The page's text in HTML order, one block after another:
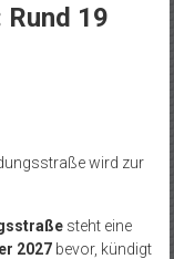
Rund 19
wird zur
steht eine
2027bevor, kündigt